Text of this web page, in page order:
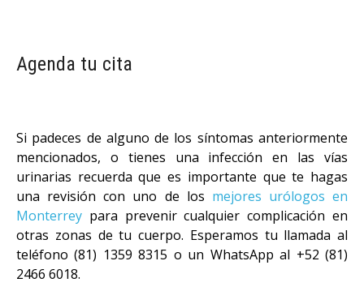
Agenda tu cita
Si padeces de alguno de los síntomas anteriormente
mencionados, o tienes una infección en las vías
urinarias recuerda que es importante que te hagas
una revisión con uno de los mejores urólogos en
Monterrey para prevenir cualquier complicación en
otras zonas de tu cuerpo. Esperamos tu llamada al
teléfono (81) 1359 8315 o un WhatsApp al +52 (81)
2466 6018.